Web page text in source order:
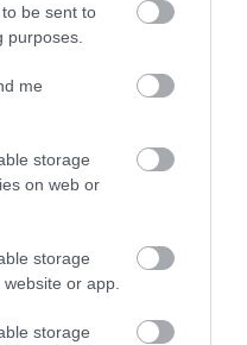
be sent to
purposes.
me
storage
on web or
storage
or app.
storage